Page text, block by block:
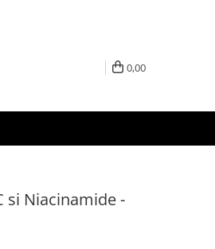
0,00
si Niacinamide -